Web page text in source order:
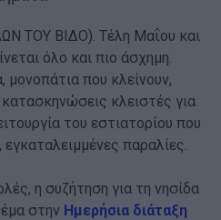
ΤΟΥ ΒΙΔΟ). Τέλη Μαΐου και
όλο και πιο άσχημη.
μονοπάτια που κλείνουν,
κλειστές για
του εστιατορίου που
παραλίες.
η συζήτηση για τη νησίδα
στην Ημερήσια διάταξη